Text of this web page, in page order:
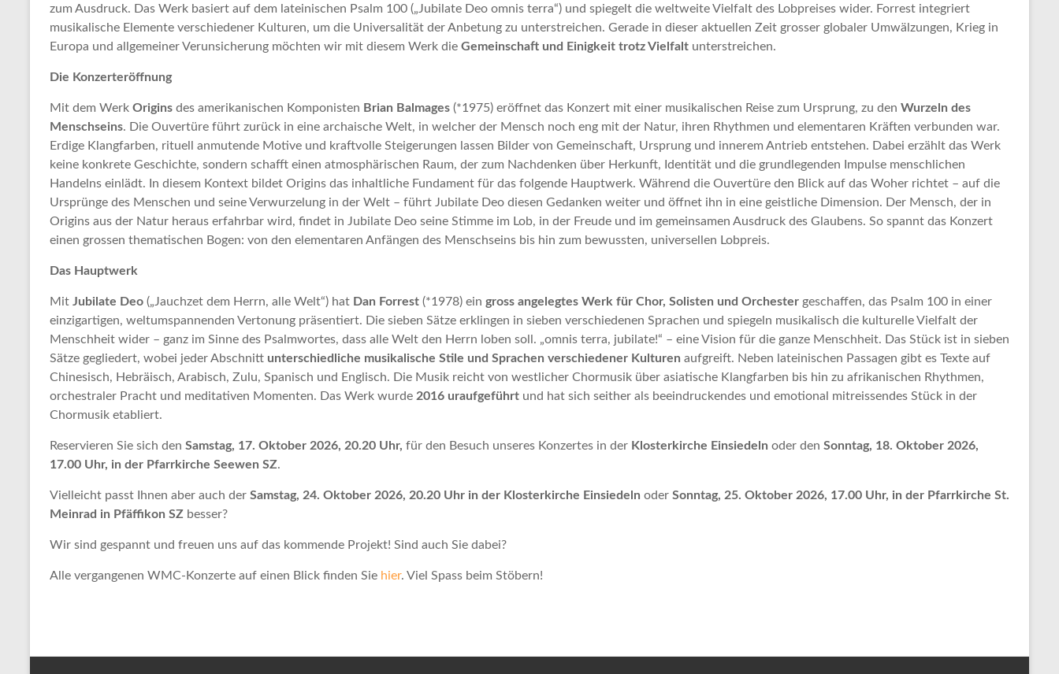
zum Ausdruck. Das Werk basiert auf dem lateinischen Psalm 100 („Jubilate Deo omnis terra“) und spiegelt die weltweite Vielfalt des Lobpreises wider. Forrest integriert
musikalische Elemente verschiedener Kulturen, um die Universalität der Anbetung zu unterstreichen. Gerade in dieser aktuellen Zeit grosser globaler Umwälzungen, Krieg in
Europa und allgemeiner Verunsicherung möchten wir mit diesem Werk die Gemeinschaft und Einigkeit trotz Vielfalt unterstreichen.
Die Konzerteröffnung
Mit dem Werk Origins des amerikanischen Komponisten Brian Balmages (*1975) eröffnet das Konzert mit einer musikalischen Reise zum Ursprung, zu den Wurzeln des
Menschseins. Die Ouvertüre führt zurück in eine archaische Welt, in welcher der Mensch noch eng mit der Natur, ihren Rhythmen und elementaren Kräften verbunden war.
Erdige Klangfarben, rituell anmutende Motive und kraftvolle Steigerungen lassen Bilder von Gemeinschaft, Ursprung und innerem Antrieb entstehen. Dabei erzählt das Werk
keine konkrete Geschichte, sondern schafft einen atmosphärischen Raum, der zum Nachdenken über Herkunft, Identität und die grundlegenden Impulse menschlichen
Handelns einlädt. In diesem Kontext bildet Origins das inhaltliche Fundament für das folgende Hauptwerk. Während die Ouvertüre den Blick auf das Woher richtet – auf die
Ursprünge des Menschen und seine Verwurzelung in der Welt – führt Jubilate Deo diesen Gedanken weiter und öffnet ihn in eine geistliche Dimension. Der Mensch, der in
Origins aus der Natur heraus erfahrbar wird, findet in Jubilate Deo seine Stimme im Lob, in der Freude und im gemeinsamen Ausdruck des Glaubens. So spannt das Konzert
einen grossen thematischen Bogen: von den elementaren Anfängen des Menschseins bis hin zum bewussten, universellen Lobpreis.
Das Hauptwerk
Mit Jubilate Deo („Jauchzet dem Herrn, alle Welt“) hat Dan Forrest (*1978) ein gross angelegtes Werk für Chor, Solisten und Orchester geschaffen, das Psalm 100 in einer
einzigartigen, weltumspannenden Vertonung präsentiert. Die sieben Sätze erklingen in sieben verschiedenen Sprachen und spiegeln musikalisch die kulturelle Vielfalt der
Menschheit wider – ganz im Sinne des Psalmwortes, dass alle Welt den Herrn loben soll. „omnis terra, jubilate!“ – eine Vision für die ganze Menschheit. Das Stück ist in sieben
Sätze gegliedert, wobei jeder Abschnitt unterschiedliche musikalische Stile und Sprachen verschiedener Kulturen aufgreift. Neben lateinischen Passagen gibt es Texte auf
Chinesisch, Hebräisch, Arabisch, Zulu, Spanisch und Englisch. Die Musik reicht von westlicher Chormusik über asiatische Klangfarben bis hin zu afrikanischen Rhythmen,
orchestraler Pracht und meditativen Momenten. Das Werk wurde 2016 uraufgeführt und hat sich seither als beeindruckendes und emotional mitreissendes Stück in der
Chormusik etabliert.
Reservieren Sie sich den Samstag, 17. Oktober 2026, 20.20 Uhr, für den Besuch unseres Konzertes in der Klosterkirche Einsiedeln oder den Sonntag, 18. Oktober 2026,
17.00 Uhr, in der Pfarrkirche Seewen SZ.
Vielleicht passt Ihnen aber auch der Samstag, 24. Oktober 2026, 20.20 Uhr in der Klosterkirche Einsiedeln oder Sonntag, 25. Oktober 2026, 17.00 Uhr, in der Pfarrkirche St.
Meinrad in Pfäffikon SZ besser?
Wir sind gespannt und freuen uns auf das kommende Projekt! Sind auch Sie dabei?
Alle vergangenen WMC-Konzerte auf einen Blick finden Sie hier. Viel Spass beim Stöbern!